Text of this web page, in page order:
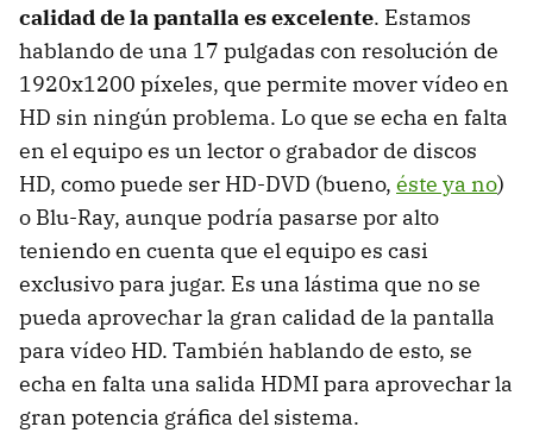
calidad de la pantalla es excelente. Estamos
hablando de una 17 pulgadas con resolución de
1920x1200 píxeles, que permite mover vídeo en
HD sin ningún problema. Lo que se echa en falta
en el equipo es un lector o grabador de discos
HD, como puede ser HD-DVD (bueno, éste ya no)
o Blu-Ray, aunque podría pasarse por alto
teniendo en cuenta que el equipo es casi
exclusivo para jugar. Es una lástima que no se
pueda aprovechar la gran calidad de la pantalla
para vídeo HD. También hablando de esto, se
echa en falta una salida HDMI para aprovechar la
gran potencia gráfica del sistema.